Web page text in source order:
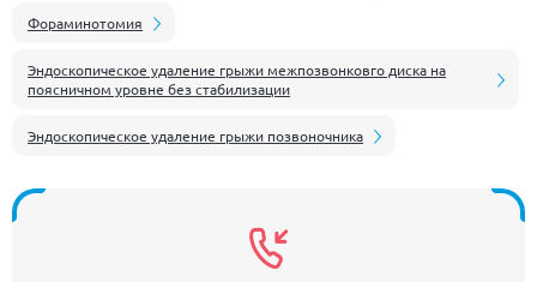
Фораминотомия
Эндоскопическое удаление грыжи межпозвонковго диска на
поясничном уровне без стабилизации
Эндоскопическое удаление грыжи позвоночника